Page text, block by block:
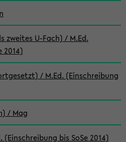
zweites U-Fach) / M.Ed.
2014)
/ M.Ed. (Einschreibung
/ Mag
(Einschreibung bis SoSe 2014)